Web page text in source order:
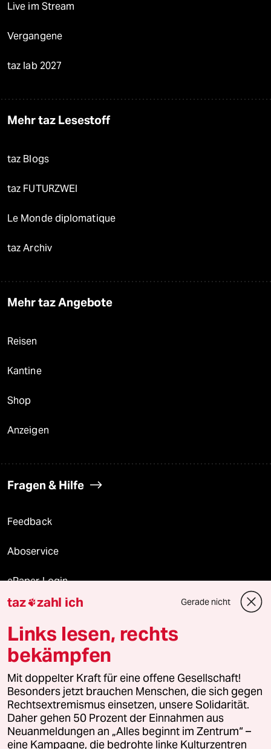
Live im Stream
Vergangene
taz lab 2027
Mehr taz Lesestoff
taz Blogs
taz FUTURZWEI
Le Monde diplomatique
taz Archiv
Mehr taz Angebote
Reisen
Kantine
Shop
Anzeigen
Fragen & Hilfe
Feedback
Aboservice
ePaper Login
Downloads für Abonnierende
© 2026 taz Verlags und Vertriebs GmbH
Alle Rechte vorbehalten. Bei rechtlichen Fragen oder für Genehmigungen
wenden Sie sich bitte an
lizenzen@taz.de
Feedback Redaktionsstatut Kommune-Richtlinien
taz zahl ich Gerade nicht
Links lesen, rechts
bekämpfen
Mit doppelter Kraft für eine offene Gesellschaft!
Besonders jetzt brauchen Menschen, die sich gegen
Rechtsextremismus einsetzen, unsere Solidarität.
Daher gehen 50 Prozent der Einnahmen aus
Neuanmeldungen an „Alles beginnt im Zentrum“ –
eine Kampagne, die bedrohte linke Kulturzentren